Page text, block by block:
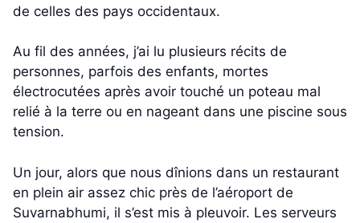
de celles des pays occidentaux.
Au fil des années, j’ai lu plusieurs récits de
personnes, parfois des enfants, mortes
électrocutées après avoir touché un poteau mal
relié à la terre ou en nageant dans une piscine sous
tension.
Un jour, alors que nous dînions dans un restaurant
en plein air assez chic près de l’aéroport de
Suvarnabhumi, il s’est mis à pleuvoir. Les serveurs